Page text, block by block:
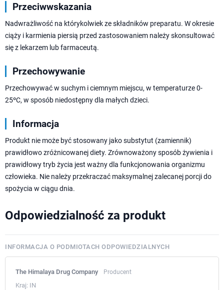
Przeciwwskazania
Nadwrażliwość na którykolwiek ze składników preparatu. W okresie
ciąży i karmienia piersią przed zastosowaniem należy skonsultować
się z lekarzem lub farmaceutą.
Przechowywanie
Przechowywać w suchym i ciemnym miejscu, w temperaturze 0-
25ºC, w sposób niedostępny dla małych dzieci.
Informacja
Produkt nie może być stosowany jako substytut (zamiennik)
prawidłowo zróżnicowanej diety. Zrównoważony sposób żywienia i
prawidłowy tryb życia jest ważny dla funkcjonowania organizmu
człowieka. Nie należy przekraczać maksymalnej zalecanej porcji do
spożycia w ciągu dnia.
Odpowiedzialność za produkt
INFORMACJA O PODMIOTACH ODPOWIEDZIALNYCH
The Himalaya Drug Company Producent
Kraj: IN